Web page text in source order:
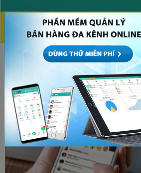
CHỦ ĐỀ HOT